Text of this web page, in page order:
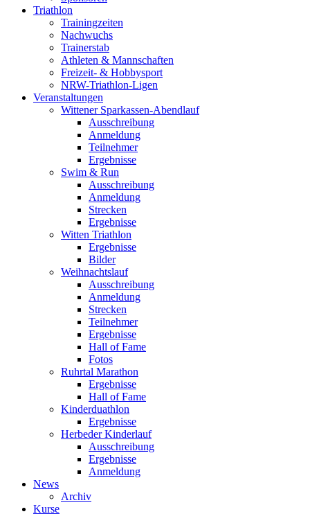
Triathlon
Trainingzeiten
Nachwuchs
Trainerstab
Athleten & Mannschaften
Freizeit- & Hobbysport
NRW-Triathlon-Ligen
Veranstaltungen
Wittener Sparkassen-Abendlauf
Ausschreibung
Anmeldung
Teilnehmer
Ergebnisse
Swim & Run
Ausschreibung
Anmeldung
Strecken
Ergebnisse
Witten Triathlon
Ergebnisse
Bilder
Weihnachtslauf
Ausschreibung
Anmeldung
Strecken
Teilnehmer
Ergebnisse
Hall of Fame
Fotos
Ruhrtal Marathon
Ergebnisse
Hall of Fame
Kinderduathlon
Ergebnisse
Herbeder Kinderlauf
Ausschreibung
Ergebnisse
Anmeldung
News
Archiv
Kurse